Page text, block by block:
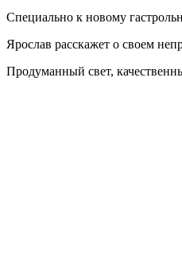
Специально к новому
Ярослав расскажет о своем
Продуманный свет,